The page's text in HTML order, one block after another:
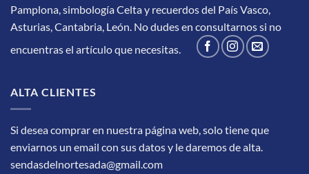
Pamplona, simbología Celta y recuerdos del País Vasco,
Asturias, Cantabria, León. No dudes en consultarnos si no
encuentras el artículo que necesitas.
ALTA CLIENTES
Si desea comprar en nuestra página web, solo tiene que
enviarnos un email con sus datos y le daremos de alta.
sendasdelnortesada@gmail.com